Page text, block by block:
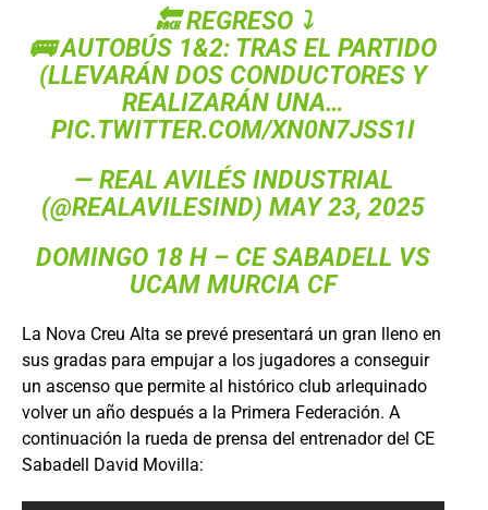
🔙 REGRESO ⤵️
🚌 AUTOBÚS 1&2: TRAS EL PARTIDO
(LLEVARÁN DOS CONDUCTORES Y
REALIZARÁN UNA…
PIC.TWITTER.COM/XN0N7JSS1I
— REAL AVILÉS INDUSTRIAL
(@REALAVILESIND) MAY 23, 2025
DOMINGO 18 H – CE SABADELL VS
UCAM MURCIA CF
La Nova Creu Alta se prevé presentará un gran lleno en
sus gradas para empujar a los jugadores a conseguir
un ascenso que permite al histórico club arlequinado
volver un año después a la Primera Federación. A
continuación la rueda de prensa del entrenador del CE
Sabadell David Movilla: